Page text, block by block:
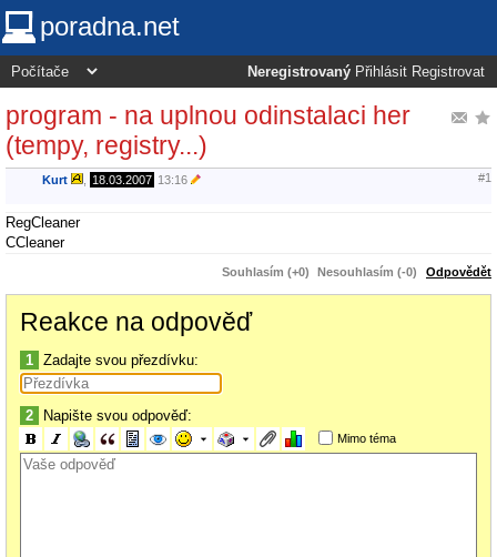
poradna.net
Neregistrovaný Přihlásit Registrovat
program - na uplnou odinstalaci her
(tempy, registry...)
Kurt 18.03.2007 13:16 #1
RegCleaner
CCleaner
Souhlasím (+0) Nesouhlasím (-0) Odpovědět
Reakce na odpověď
1 Zadajte svou přezdívku:
2 Napište svou odpověď:
Mimo téma